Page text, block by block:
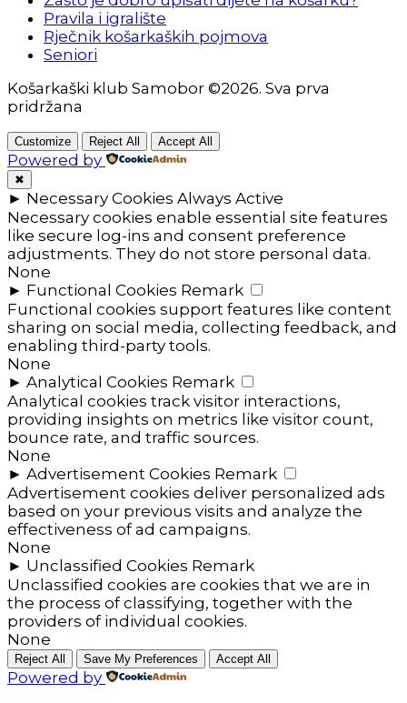
Pravila i igralište
Rječnik košarkaških pojmova
Seniori
Košarkaški klub Samobor ©2026. Sva prva
pridržana
Customize Reject All Accept All
Powered by
✖
► Necessary Cookies Always Active
Necessary cookies enable essential site features
like secure log-ins and consent preference
adjustments. They do not store personal data.
None
► Functional Cookies Remark
Functional cookies support features like content
sharing on social media, collecting feedback, and
enabling third-party tools.
None
► Analytical Cookies Remark
Analytical cookies track visitor interactions,
providing insights on metrics like visitor count,
bounce rate, and traffic sources.
None
► Advertisement Cookies Remark
Advertisement cookies deliver personalized ads
based on your previous visits and analyze the
effectiveness of ad campaigns.
None
► Unclassified Cookies Remark
Unclassified cookies are cookies that we are in
the process of classifying, together with the
providers of individual cookies.
None
Reject All Save My Preferences Accept All
Powered by